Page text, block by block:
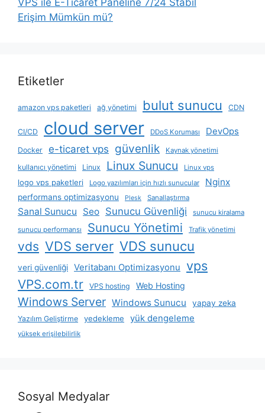
VPS ile E-Ticaret Paneline 7/24 Stabil
Erişim Mümkün mü?
Etiketler
amazon vps paketleri ağ yönetimi bulut sunucu CDN
CI/CD cloud server DDoS Koruması DevOps
Docker e-ticaret vps güvenlik Kaynak yönetimi
kullanıcı yönetimi Linux Linux Sunucu Linux vps
logo vps paketleri Logo yazılımları için hızlı sunucular Nginx
performans optimizasyonu Plesk Sanallaştırma
Sanal Sunucu Seo Sunucu Güvenliği sunucu kiralama
sunucu performansı Sunucu Yönetimi Trafik yönetimi
vds VDS server VDS sunucu
veri güvenliği Veritabanı Optimizasyonu vps
VPS.com.tr VPS hosting Web Hosting
Windows Server Windows Sunucu yapay zeka
Yazılım Geliştirme yedekleme yük dengeleme
yüksek erişilebilirlik
Sosyal Medyalar